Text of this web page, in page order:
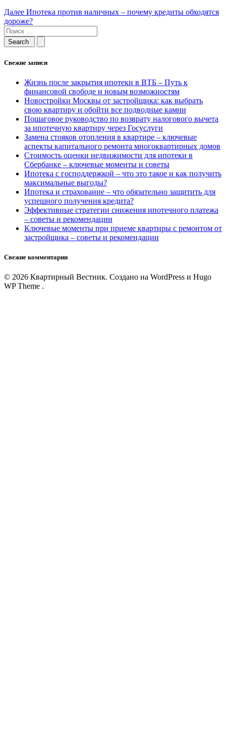
Далее Ипотека против наличных – почему кредиты обходятся
дороже?
Свежие записи
Жизнь после закрытия ипотеки в ВТБ – Путь к
финансовой свободе и новым возможностям
Новостройки Москвы от застройщика: как выбрать
свою квартиру и обойти все подводные камни
Пошаговое руководство по возврату налогового вычета
за ипотечную квартиру через Госуслуги
Замена стояков отопления в квартире – ключевые
аспекты капитального ремонта многоквартирных домов
Стоимость оценки недвижимости для ипотеки в
Сбербанке – ключевые моменты и советы
Ипотека с господдержкой – что это такое и как получить
максимальные выгоды?
Ипотека и страхование – что обязательно защитить для
успешного получения кредита?
Эффективные стратегии снижения ипотечного платежа
– советы и рекомендации
Ключевые моменты при приеме квартиры с ремонтом от
застройщика – советы и рекомендации
Свежие комментарии
© 2026 Квартирный Вестник. Создано на WordPress и Hugo
WP Theme .